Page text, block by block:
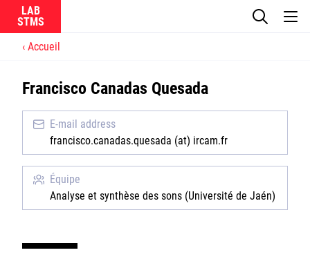
LAB
La recherche
Actualités
Équipes
Accueil
Francisco Canadas Quesada
E-mail address
francisco.canadas.quesada (at) ircam.fr
Équipe
Analyse et synthèse des sons (Université de Jaén)